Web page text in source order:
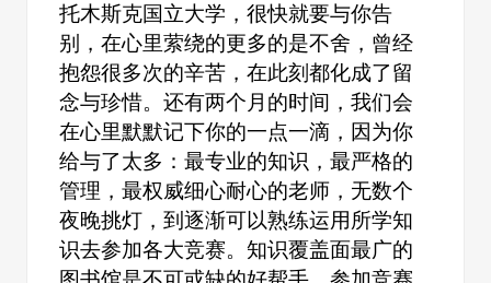
托木斯克国立大学，很快就要与你告
别，在心里萦绕的更多的是不舍，曾经
抱怨很多次的辛苦，在此刻都化成了留
念与珍惜。还有两个月的时间，我们会
在心里默默记下你的一点一滴，因为你
给与了太多：最专业的知识，最严格的
管理，最权威细心耐心的老师，无数个
夜晚挑灯，到逐渐可以熟练运用所学知
识去参加各大竞赛。知识覆盖面最广的